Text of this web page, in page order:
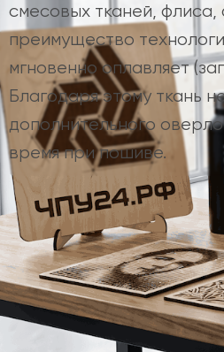
смесовых тканей,
преимущество
мгновенно оплавляет
Благодаря этому ткань
дополнительного
время при пошиве.